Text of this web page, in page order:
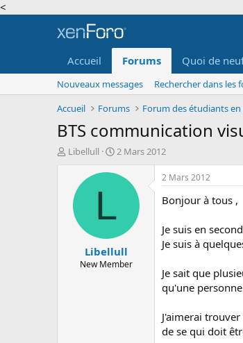
<
Accueil Forums Quoi de
Nouveaux messages
Rechercher dans les
Accueil
Forums Forum des étudiants en
BTS communication
ALibellull
D
t
é
b
u
2 Mars 2012
L
Libellull
New Member
2 Mars 2012
Bonjour à tous ,
Je suis en
Je suis à
Je sait que
qu'une
J'aimerai
de se qui doit